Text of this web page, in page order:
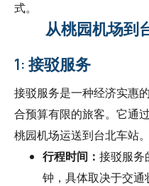
式。
从桃园机场到
1: 接驳服务
接驳服务是一种经济实惠
合预算有限的旅客。它通
桃园机场运送到台北车站。
行程时间： 接驳服务
钟，具体取决于交